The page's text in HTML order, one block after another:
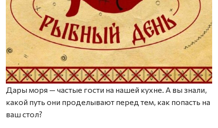
Дары моря — частые гости на нашей кухне. А вы знали,
какой путь они проделывают перед тем, как попасть на
ваш стол?